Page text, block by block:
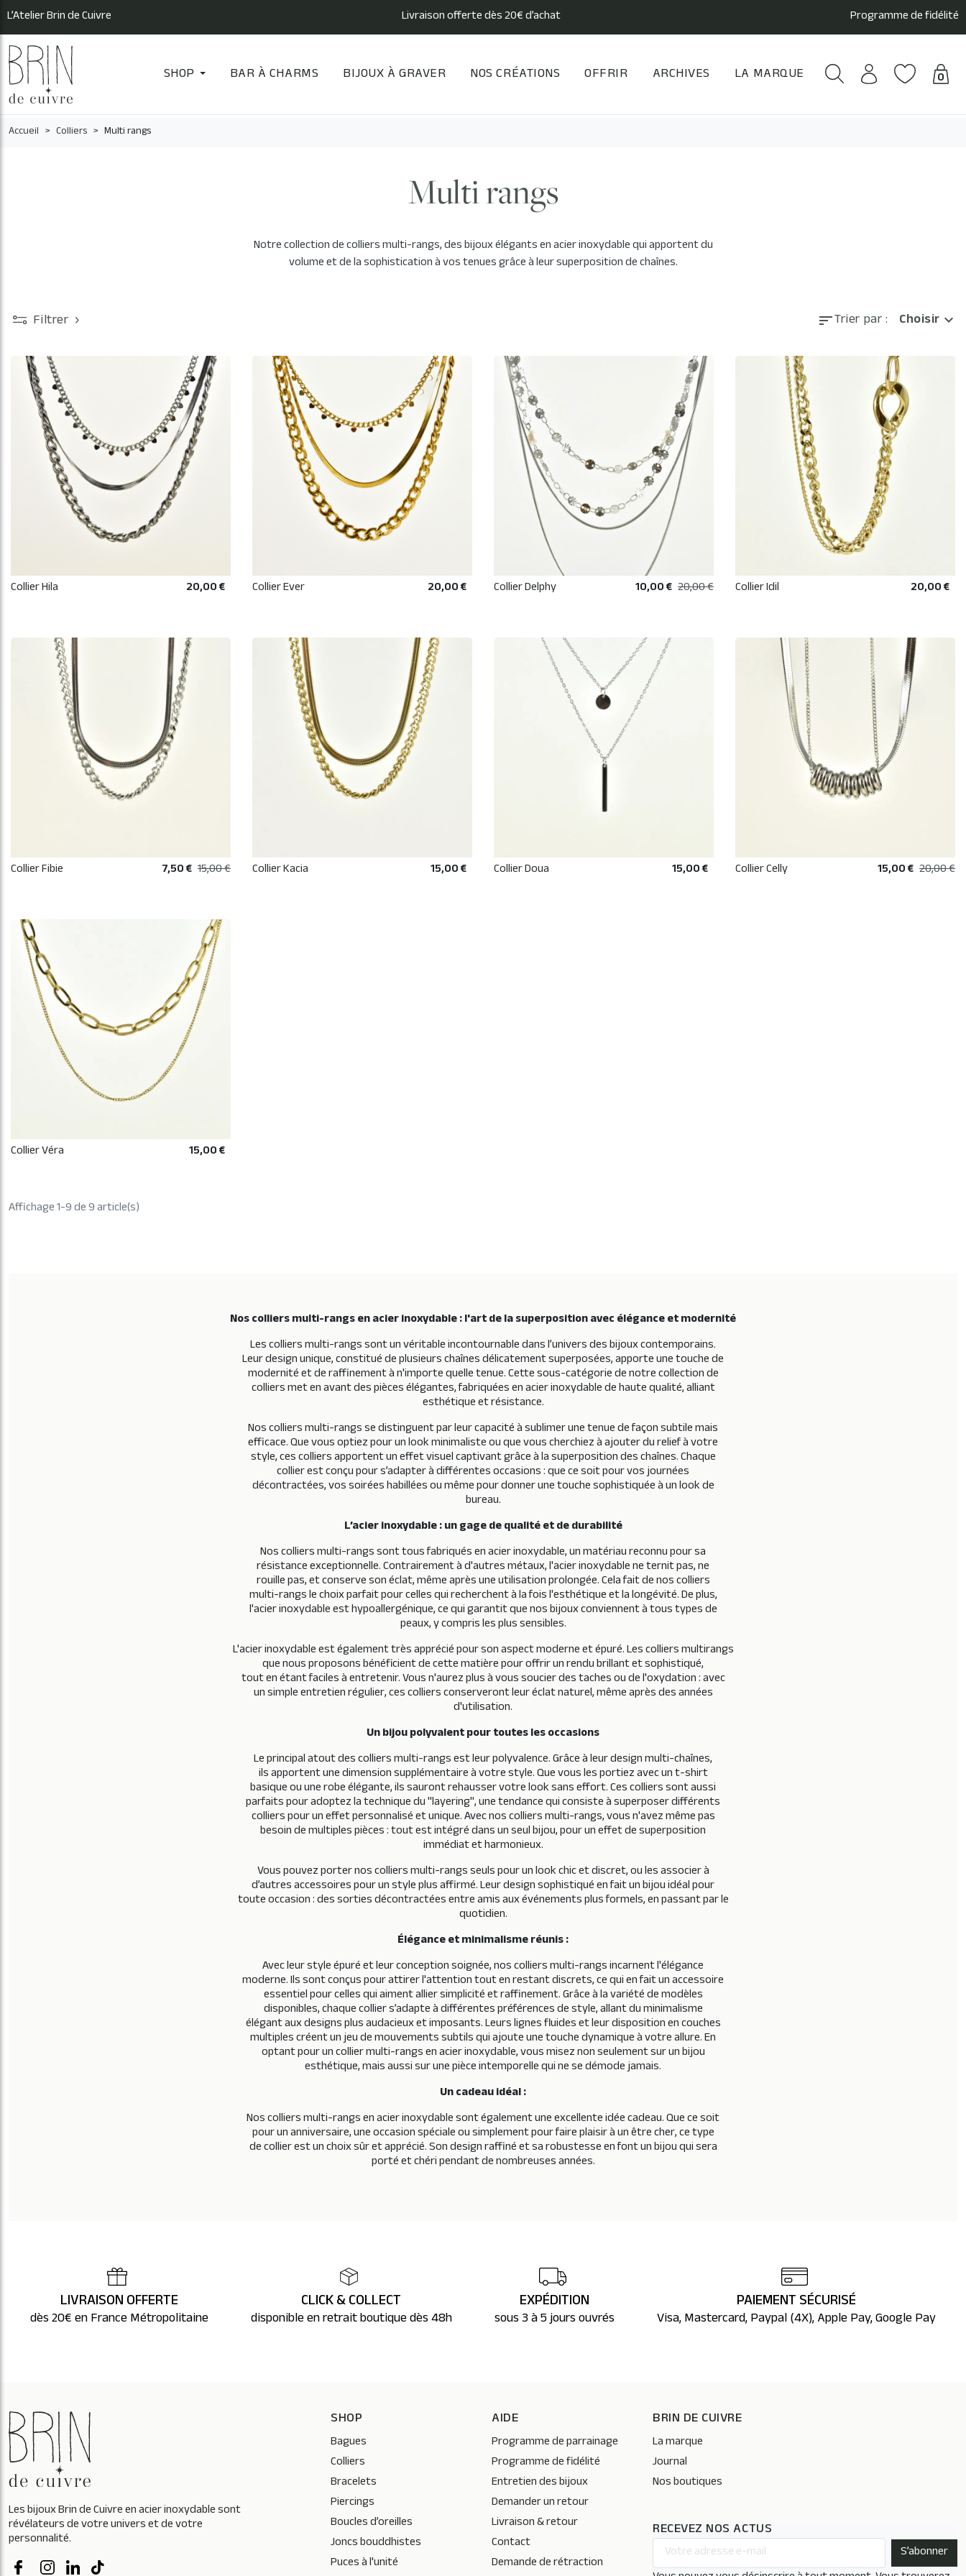
L’Atelier Brin de Cuivre Livraison offerte dès 20€ d’achat Programme de fidélité
SHOP BAR À CHARMS BIJOUX À GRAVER NOS CRÉATIONS OFFRIR ARCHIVES LA MARQUE 0
Accueil Colliers Multi rangs
Multi rangs
Notre collection de colliers multi-rangs, des bijoux élégants en acier inoxydable qui apportent du
volume et de la sophistication à vos tenues grâce à leur superposition de chaînes.
sortTrier par : Choisir expand_more
Collier Hila 20,00 € Collier Ever 20,00 € AJOUTER AU PANIER
Collier Delphy 10,00 € 20,00 € Collier Idil 20,00 €
AJOUTER AU PANIER
Collier Fibie 7,50 € 15,00 € Collier Kacia 15,00 € Collier Doua 15,00 € AJOUTER AU PANIER
Collier Celly 15,00 € 20,00 €
Collier Véra 15,00 €
Affichage 1-9 de 9 article(s)
Nos colliers multi-rangs en acier inoxydable : l'art de la superposition avec élégance et modernité
Les colliers multi-rangs sont un véritable incontournable dans l’univers des bijoux contemporains.
Leur design unique, constitué de plusieurs chaînes délicatement superposées, apporte une touche de
modernité et de raffinement à n'importe quelle tenue. Cette sous-catégorie de notre collection de
colliers met en avant des pièces élégantes, fabriquées en acier inoxydable de haute qualité, alliant
esthétique et résistance.
Nos colliers multi-rangs se distinguent par leur capacité à sublimer une tenue de façon subtile mais
efficace. Que vous optiez pour un look minimaliste ou que vous cherchiez à ajouter du relief à votre
style, ces colliers apportent un effet visuel captivant grâce à la superposition des chaînes. Chaque
collier est conçu pour s’adapter à différentes occasions : que ce soit pour vos journées
décontractées, vos soirées habillées ou même pour donner une touche sophistiquée à un look de
bureau.
L’acier inoxydable : un gage de qualité et de durabilité
Nos colliers multi-rangs sont tous fabriqués en acier inoxydable, un matériau reconnu pour sa
résistance exceptionnelle. Contrairement à d'autres métaux, l'acier inoxydable ne ternit pas, ne
rouille pas, et conserve son éclat, même après une utilisation prolongée. Cela fait de nos colliers
multi-rangs le choix parfait pour celles qui recherchent à la fois l'esthétique et la longévité. De plus,
l'acier inoxydable est hypoallergénique, ce qui garantit que nos bijoux conviennent à tous types de
peaux, y compris les plus sensibles.
L'acier inoxydable est également très apprécié pour son aspect moderne et épuré. Les colliers multirangs
que nous proposons bénéficient de cette matière pour offrir un rendu brillant et sophistiqué,
tout en étant faciles à entretenir. Vous n'aurez plus à vous soucier des taches ou de l'oxydation : avec
un simple entretien régulier, ces colliers conserveront leur éclat naturel, même après des années
d'utilisation.
Un bijou polyvalent pour toutes les occasions
Le principal atout des colliers multi-rangs est leur polyvalence. Grâce à leur design multi-chaînes,
ils apportent une dimension supplémentaire à votre style. Que vous les portiez avec un t-shirt
basique ou une robe élégante, ils sauront rehausser votre look sans effort. Ces colliers sont aussi
parfaits pour adoptez la technique du "layering", une tendance qui consiste à superposer différents
colliers pour un effet personnalisé et unique. Avec nos colliers multi-rangs, vous n'avez même pas
besoin de multiples pièces : tout est intégré dans un seul bijou, pour un effet de superposition
immédiat et harmonieux.
Vous pouvez porter nos colliers multi-rangs seuls pour un look chic et discret, ou les associer à
d’autres accessoires pour un style plus affirmé. Leur design sophistiqué en fait un bijou idéal pour
toute occasion : des sorties décontractées entre amis aux événements plus formels, en passant par le
quotidien.
Élégance et minimalisme réunis :
Avec leur style épuré et leur conception soignée, nos colliers multi-rangs incarnent l'élégance
moderne. Ils sont conçus pour attirer l'attention tout en restant discrets, ce qui en fait un accessoire
essentiel pour celles qui aiment allier simplicité et raffinement. Grâce à la variété de modèles
disponibles, chaque collier s’adapte à différentes préférences de style, allant du minimalisme
élégant aux designs plus audacieux et imposants. Leurs lignes fluides et leur disposition en couches
multiples créent un jeu de mouvements subtils qui ajoute une touche dynamique à votre allure. En
optant pour un collier multi-rangs en acier inoxydable, vous misez non seulement sur un bijou
esthétique, mais aussi sur une pièce intemporelle qui ne se démode jamais.
Un cadeau idéal :
Nos colliers multi-rangs en acier inoxydable sont également une excellente idée cadeau. Que ce soit
pour un anniversaire, une occasion spéciale ou simplement pour faire plaisir à un être cher, ce type
de collier est un choix sûr et apprécié. Son design raffiné et sa robustesse en font un bijou qui sera
porté et chéri pendant de nombreuses années.
LIVRAISON OFFERTE
dès 20€ en France Métropolitaine
CLICK & COLLECT
disponible en retrait boutique dès 48h
EXPÉDITION
sous 3 à 5 jours ouvrés
PAIEMENT SÉCURISÉ
Visa, Mastercard, Paypal (4X), Apple Pay, Google Pay
Les bijoux Brin de Cuivre en acier inoxydable sont
révélateurs de votre univers et de votre
personnalité.
SHOP
Bagues
Colliers
Bracelets
Piercings
Boucles d’oreilles
Joncs bouddhistes
Puces à l'unité
AIDE
Programme de parrainage
Programme de fidélité
Entretien des bijoux
Demander un retour
Livraison & retour
Contact
Demande de rétraction
BRIN DE CUIVRE
La marque
Journal
Nos boutiques
RECEVEZ NOS ACTUS